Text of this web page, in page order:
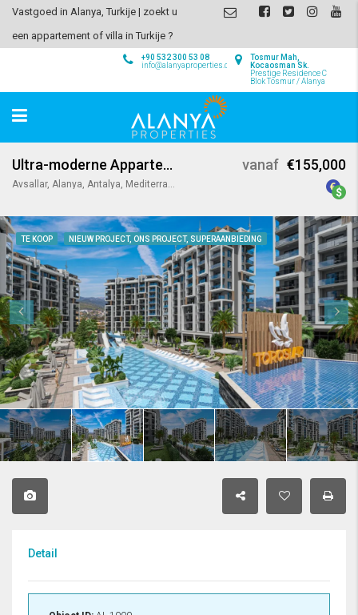
Vastgoed in Alanya, Turkije | zoekt u
een appartement of villa in Turkije ?
Tosmur Mah,
Kocaosman Sk.
Prestige Residence C
Blok Tosmur / Alanya
+90 532 300 53 08
info@alanyaproperties.com
Ultra-moderne Appartementen in Emerald Grand Deluxe
Avsallar, Alanya, Antalya, Mediterranean Region, Turkey
vanaf €155,000
TE KOOP NIEUW PROJECT, ONS PROJECT, SUPERAANBIEDING
Detail